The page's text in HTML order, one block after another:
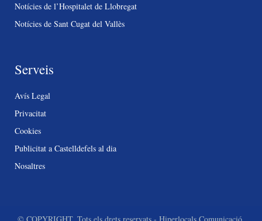
Notícies de l’Hospitalet de Llobregat
Notícies de Sant Cugat del Vallès
Serveis
Avís Legal
Privacitat
Cookies
Publicitat a Castelldefels al dia
Nosaltres